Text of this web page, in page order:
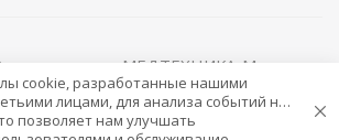
сеть МЕДТЕХНИКА-M»
cookie, разработанные нашими
лицами, для анализа событий на
позволяет нам улучшать